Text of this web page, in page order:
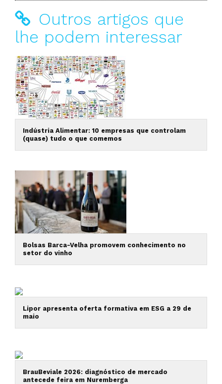
Outros artigos que
lhe podem interessar
Indústria Alimentar: 10 empresas que controlam
(quase) tudo o que comemos
Bolsas Barca-Velha promovem conhecimento no
setor do vinho
Lipor apresenta oferta formativa em ESG a 29 de
maio
BrauBeviale 2026: diagnóstico de mercado
antecede feira em Nuremberga